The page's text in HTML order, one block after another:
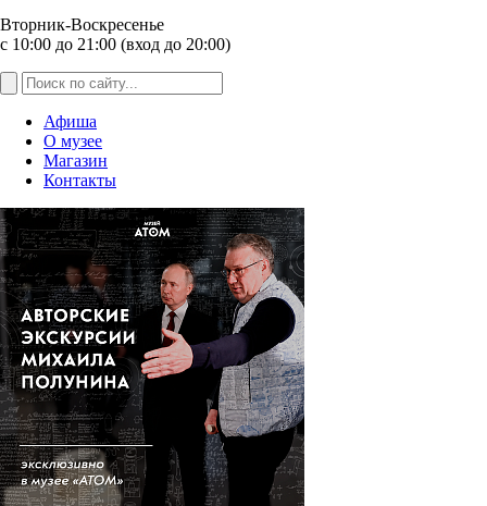
Вторник-Воскресенье
с 10:00 до 21:00 (вход до 20:00)
Афиша
О музее
Магазин
Контакты